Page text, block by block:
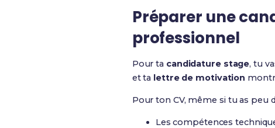
Préparer une
professionnel
Pour ta candidature stage, tu
et ta lettre de motivation
Pour ton CV, même si tu as peu
Les compétences